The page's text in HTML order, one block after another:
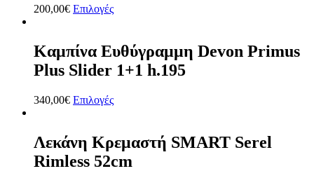
200,00€ Επιλογές
Καμπίνα Ευθύγραμμη Devon Primus
Plus Slider 1+1 h.195
340,00€ Επιλογές
Λεκάνη Κρεμαστή SMART Serel
Rimless 52cm